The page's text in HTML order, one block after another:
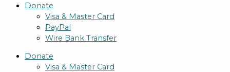
Donate
Visa & Master Card
PayPal
Wire Bank Transfer
Donate
Visa & Master Card